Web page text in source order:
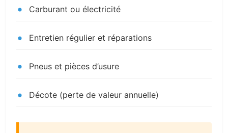
Carburant ou électricité
Entretien régulier et réparations
Pneus et pièces d’usure
Décote (perte de valeur annuelle)